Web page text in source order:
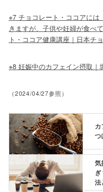
※7 チョコレート・ココアに
きますが、子供や妊婦が食べ
ト・ココア健康講座｜日本チ
※8 妊娠中のカフェイン摂取｜
（2024/04/27参照）
つ
気
法